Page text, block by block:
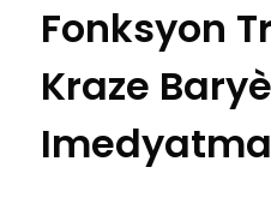
Fonksyon
Kraze